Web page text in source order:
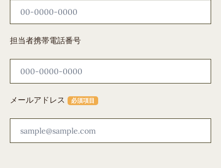
担当者携帯電話番号
メールアドレス 必須項目